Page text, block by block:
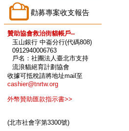
勸募專案收支報告
贊助協會救治街貓帳戶--
玉山銀行 中崙分行(代碼808)
0912940006763
戶名：社團法人臺北市支持
流浪貓絕育計劃協會
收據可抵稅請將地址mail至
cashier@tnrtw.org
外幣贊助匯款指示書>>
(北市社會字第3300號)